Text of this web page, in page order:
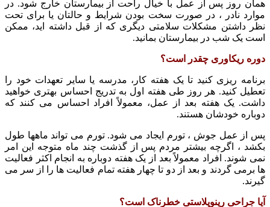
همان روز پس از عمل با خیال راحت از بیمارستان خارج شود. در
موارد نادر ، در صورت سخت بودن شرایط و حالتان یا برای تحت
نظر داشتن مشکلات سلامتی دیگری که از قبل داشته اید، ممکن
است یک شب در بیمارستان بمانید.
دوره ریکاوری چقدر است؟
برنامه ریزی کنید تا یک هفته کار، مدرسه یا سایر تعهدات خود را
تعطیل کنید. هر روز طی هفته اول به تدریج احساس بهتری خواهید
داشت. یک هفته بعد از عمل، معمولاً افراد احساس می کنند که
دوباره خودشان هستند.
پس از عمل جوش ، تورم ایجاد می شود. تورم می تواند ماهها طول
بکشد ، اگرچه بیشتر مردم پس از گذشت چند ماه متوجه این امر
نمی شوند. افراد معمولاً بعد از یک هفته دوباره به انجام اکثر فعالیت
ها برمی گردند و بعد از دو تا چهار هفته تمام فعالیت ها را از سر می
گیرند.
آیا جراحی رینوپلاستی خطرناک است؟